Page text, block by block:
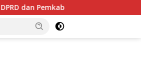
Sepakati Raperda